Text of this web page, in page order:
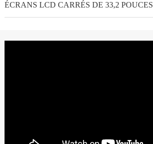
ÉCRANS LCD CARRÉS DE 33,2 POUCES